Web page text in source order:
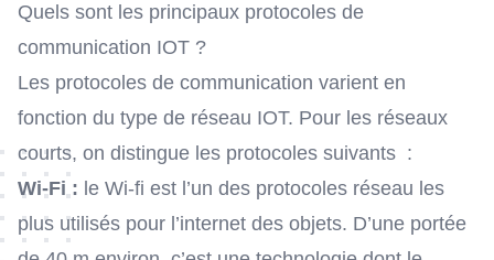
Quels sont les principaux protocoles de
communication IOT ?
Les protocoles de communication varient en
fonction du type de réseau IOT. Pour les réseaux
courts, on distingue les protocoles suivants :
Wi-Fi : le Wi-fi est l’un des protocoles réseau les
plus utilisés pour l’internet des objets. D’une portée